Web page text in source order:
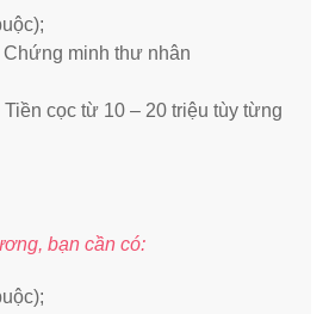
minh thư nhân
cọc từ 10 – 20 triệu tùy từng
bạn cần có: